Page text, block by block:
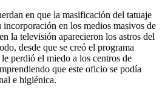
en que la masificación del tatuaje
incorporación en los medios masivos de
la televisión aparecieron los astros del
desde que se creó el programa
perdió el miedo a los centros de
que este oficio se podía
e higiénica.